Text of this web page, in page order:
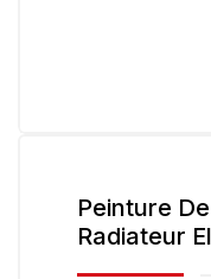
Peinture
Radiateur